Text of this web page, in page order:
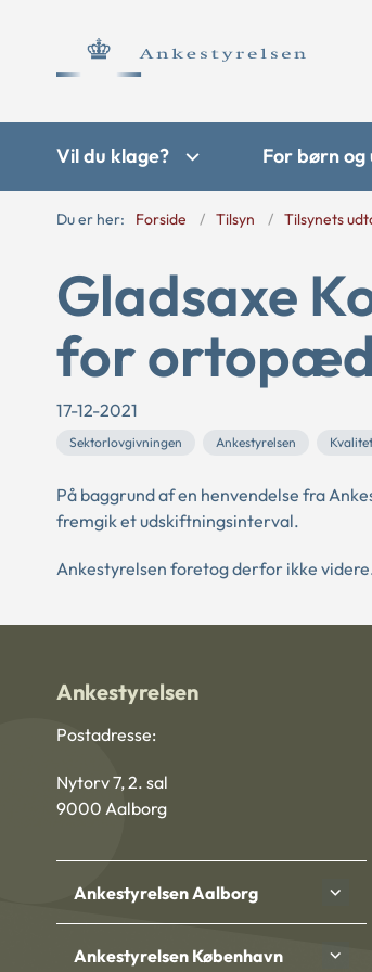
Vil du klage? For børn og
Du er her: Forside Tilsyn Tilsynets
Gladsaxe
for
17-12-2021
Sektorlovgivningen Ankestyrelsen
På baggrund af en henvendelse fra
fremgik et udskiftningsinterval.
Ankestyrelsen foretog derfor ikke
Ankestyrelsen
Postadresse:
Nytorv 7, 2. sal
9000 Aalborg
Ankestyrelsen Aalborg
Ankestyrelsen København